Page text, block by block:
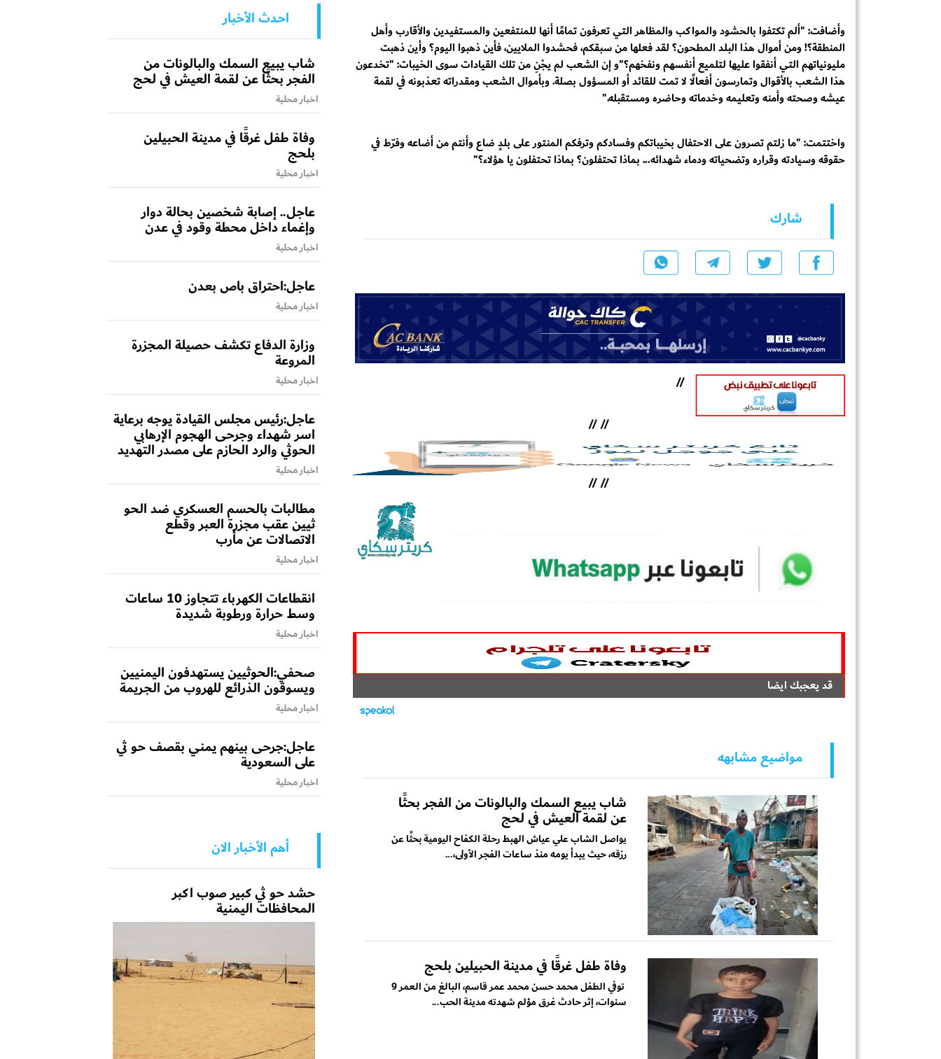
وأضافت: "ألم تكتفوا بالحشود والمواكب والمظاهر التي تعرفون تمامًا أنها للمنتفعين والمستفيدين والأقارب وأهل
المنطقة؟! ومن أموال هذا البلد المطحون؟ لقد فعلها من سبقكم، فحشدوا الملايين، فأين ذهبوا اليوم؟ وأين ذهبت
مليونياتهم التي أنفقوا عليها لتلميع أنفسهم ونفخهم؟"و إن الشعب لم يجْنِ من تلك القيادات سوى الخيبات: "تخدعون
هذا الشعب بالأقوال وتمارسون أفعالًا لا تمت للقائد أو المسؤول بصلة. وبأموال الشعب ومقدراته تعذبونه في لقمة
عيشه وصحته وأمنه وتعليمه وخدماته وحاضره ومستقبله."
واختتمت: "ما زلتم تصرون على الاحتفال بخيباتكم وفسادكم وترفكم المنتور على بلدٍ ضاع وأنتم من أضاعه وفرّط في
حقوقه وسيادته وقراره وتضحياته ودماء شهدائه... بماذا تحتفلون؟ بماذا تحتفلون يا هؤلاء؟"
شارك
//
//
//
//
//
قد يعجبك ايضا
مواضيع مشابهه
شاب يبيع السمك والبالونات من الفجر بحثًا
عن لقمة العيش في لحج
يواصل الشاب علي عياش الهبط رحلة الكفاح اليومية بحثًا عن
رزقه، حيث يبدأ يومه منذ ساعات الفجر الأولى،...
وفاة طفل غرقًا في مدينة الحبيلين بلحج
توفي الطفل محمد حسن محمد عمر قاسم، البالغ من العمر 9
سنوات، إثر حادث غرق مؤلم شهدته مدينة الحب...
احدث الأخبار
شاب يبيع السمك والبالونات من
الفجر بحثًا عن لقمة العيش في لحج
اخبار محلية
وفاة طفل غرقًا في مدينة الحبيلين
بلحج
اخبار محلية
عاجل.. إصابة شخصين بحالة دوار
وإغماء داخل محطة وقود في عدن
اخبار محلية
عاجل:احتراق باص بعدن
اخبار محلية
وزارة الدفاع تكشف حصيلة المجزرة
المروعة
اخبار محلية
عاجل:رئيس مجلس القيادة يوجه برعاية
اسر شهداء وجرحى الهجوم الإرهابي
الحوثي والرد الحازم على مصدر التهديد
اخبار محلية
مطالبات بالحسم العسكري ضد الحو
ثيين عقب مجزرة العبر وقطع
الاتصالات عن مأرب
اخبار محلية
انقطاعات الكهرباء تتجاوز 10 ساعات
وسط حرارة ورطوبة شديدة
اخبار محلية
صحفي:الحوثيين يستهدفون اليمنيين
ويسوقون الذرائع للهروب من الجريمة
اخبار محلية
عاجل:جرحى بينهم يمني بقصف حو ثي
على السعودية
اخبار محلية
أهم الأخبار الان
حشد حو ثي كبير صوب اكبر
المحافظات اليمنية